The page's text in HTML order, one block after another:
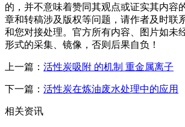
的，并不意味着赞同其观点或证实其内容
章和转稿涉及版权等问题，请作者及时联
和您对接处理。官方所有内容、图片如未
形式的采集、镜像，否则后果自负！
上一篇： 活性炭吸附 的机制 重金属离子
下一篇： 活性炭在炼油废水处理中的应用
相关资讯